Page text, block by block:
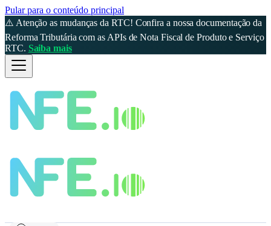
Pular para o conteúdo principal
⚠️ Atenção as mudanças da RTC! Confira a nossa documentação da
Reforma Tributária com as APIs de Nota Fiscal de Produto e Serviço
RTC. Saiba mais